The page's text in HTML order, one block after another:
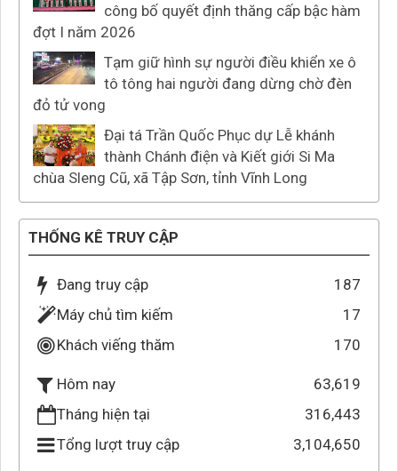
công bố quyết định thăng cấp bậc hàm
đợt I năm 2026
Tạm giữ hình sự người điều khiển xe ô
tô tông hai người đang dừng chờ đèn
đỏ tử vong
Đại tá Trần Quốc Phục dự Lễ khánh
thành Chánh điện và Kiết giới Si Ma
chùa Sleng Cũ, xã Tập Sơn, tỉnh Vĩnh Long
THỐNG KÊ TRUY CẬP
Đang truy cập
187
Máy chủ tìm kiếm
17
Khách viếng thăm
170
Hôm nay
63,619
Tháng hiện tại
316,443
Tổng lượt truy cập
3,104,650